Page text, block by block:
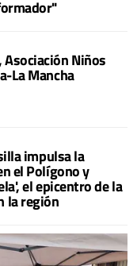
Niños
La Mancha
impulsa la
el Polígono y
el epicentro de la
la región